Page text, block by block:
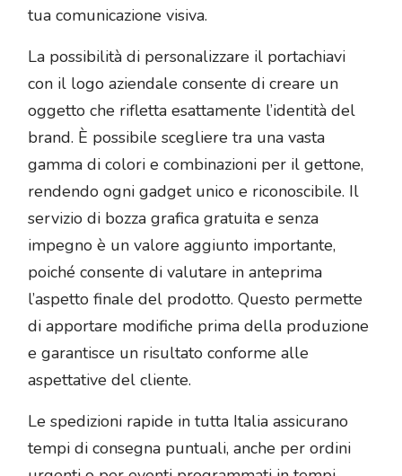
tua comunicazione visiva.
La possibilità di personalizzare il portachiavi
con il logo aziendale consente di creare un
oggetto che rifletta esattamente l’identità del
brand. È possibile scegliere tra una vasta
gamma di colori e combinazioni per il gettone,
rendendo ogni gadget unico e riconoscibile. Il
servizio di bozza grafica gratuita e senza
impegno è un valore aggiunto importante,
poiché consente di valutare in anteprima
l’aspetto finale del prodotto. Questo permette
di apportare modifiche prima della produzione
e garantisce un risultato conforme alle
aspettative del cliente.
Le spedizioni rapide in tutta Italia assicurano
tempi di consegna puntuali, anche per ordini